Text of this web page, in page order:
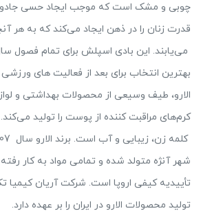
چوبی و مشک است که موجب ایجاد حسی
قدرت زنان را در ذهن ایجاد می‌کند که به هر
می‌یابند. این بادی اسپلش برای تمام فصول
بهترین انتخاب برای بعد از فعالیت های
الارو، طیف وسیعی از محصولات بهداشتی و
کرم‌های مراقبت کننده از پوست را تولید
شهر آنژه متولد شده و تمامی مواد به کار
تأییدیه کیفی اروپا است. شرکت آریان کیمیا
تولید محصولات الارو در ایران را بر عهده دارد.